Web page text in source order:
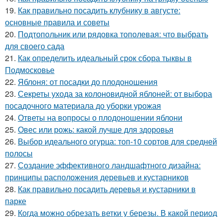
19. Как правильно посадить клубнику в августе:
основные правила и советы
20. Подтопольник или рядовка тополевая: что выбрать
для своего сада
21. Как определить идеальный срок сбора тыквы в
Подмосковье
22. Яблоня: от посадки до плодоношения
23. Секреты ухода за колоновидной яблоней: от выбора
посадочного материала до уборки урожая
24. Ответы на вопросы о плодоношении яблони
25. Овес или рожь: какой лучше для здоровья
26. Выбор идеального огурца: топ-10 сортов для средней
полосы
27. Создание эффективного ландшафтного дизайна:
принципы расположения деревьев и кустарников
28. Как правильно посадить деревья и кустарники в
парке
29. Когда можно обрезать ветки у березы. В какой период